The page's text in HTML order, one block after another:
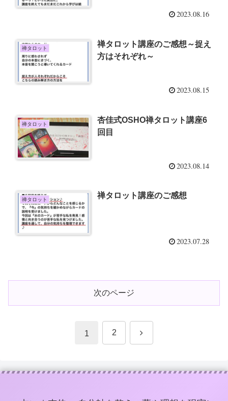
2023.08.16
禅タロット
禅タロット講座のご感想～捉え
方はそれぞれ～
2023.08.15
禅タロット
杏佳式OSHO禅タロット講座6
回目
2023.08.14
禅タロット 禅タロット講座のご感想
2023.07.28
次のページ
1 2 次